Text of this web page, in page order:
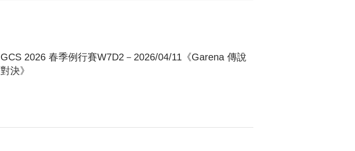
GCS 2026 春季例行賽W7D2－2026/04/11《Garena 傳說
對決》